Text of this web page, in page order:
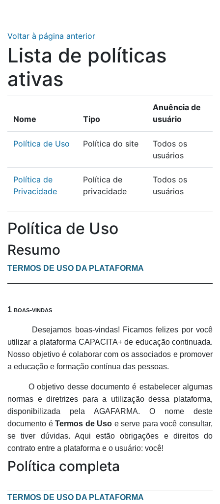
Voltar à página anterior
Lista de políticas
ativas
Nome Tipo
Anuência de
usuário
Política de Uso Política do site
Todos os
usuários
Política de
Privacidade
Política de
privacidade
Todos os
usuários
Política de Uso
Resumo
TERMOS DE USO DA PLATAFORMA
1 boas-vindas
Desejamos boas-vindas! Ficamos felizes por você
utilizar a plataforma CAPACITA+ de educação continuada.
Nosso objetivo é colaborar com os associados e promover
a educação e formação contínua das pessoas.
O objetivo desse documento é estabelecer algumas
normas e diretrizes para a utilização dessa plataforma,
disponibilizada pela AGAFARMA. O nome deste
documento éTermos de Uso e serve para você consultar,
se tiver dúvidas. Aqui estão obrigações e direitos do
contrato entre a plataforma e o usuário: você!
Política completa
TERMOS DE USO DA PLATAFORMA